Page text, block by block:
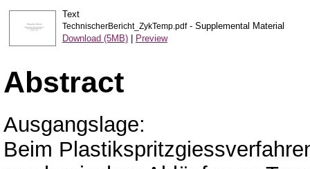
Text
TechnischerBericht_ZykTemp.pdf- Supplemental Material
Download (5MB)| Preview
Abstract
Ausgangslage:
Beim